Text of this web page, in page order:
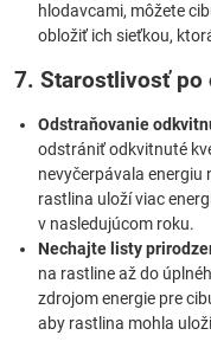
hlodavcami, môžete
obložiť ich sieťkou,
7. Starostlivosť po
Odstraňovanie
odstrániť odkvitnuté
nevyčerpávala energiu
rastlina uloží viac
v nasledujúcom roku.
Nechajte listy
na rastline až do
zdrojom energie pre
aby rastlina mohla